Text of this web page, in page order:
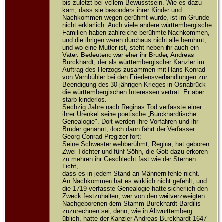
bis zuletzt bei vollem Bewusstsein. Wie es dazu
kam, dass sie besonders ihrer Kinder und
Nachkommen wegen gerühmt wurde, ist im Grunde
nicht erklärlich. Auch viele andere württembergische
Familien haben zahlreiche berühmte Nachkommen,
und die ihrigen waren durchaus nicht alle berühmt;
und wo eine Mutter ist, steht neben ihr auch ein
Vater. Bedeutend war eher ihr Bruder, Andreas
Burckhardt, der als württembergischer Kanzler im
Auftrag des Herzogs zusammen mit Hans Konrad
von Varnbühler bei den Friedensverhandlungen zur
Beendigung des 30-jährigen Krieges in Osnabrück
die württembergischen Interessen vertrat. Er aber
starb kinderlos.
Sechzig Jahre nach Reginas Tod verfasste einer
ihrer Urenkel seine poetische „Burckhardtische
Genealogie". Dort werden ihre Vorfahren und ihr
Bruder genannt, doch dann fährt der Verfasser
Georg Conrad Pregizer fort:
Seine Schwester wehberühmt, Regina, hat geboren
Zwei Töchter und fünf Söhn, die Gott dazu erkoren
zu mehren ihr Geschlecht fast wie der Sternen
Licht,
dass es in jedem Stand an Männern fehle nicht.
An Nachkommen hat es wirklich nicht gefehlt, und
die 1719 verfasste Genealogie hatte sicherlich den
Zweck festzuhalten, wer von den weitverzweigten
Nachgeborenen dem Stamm Burckhardt Bardilis
zuzurechnen sei, denn, wie in Altwürttemberg
üblich, hatte der Kanzler Andreas Burckhardt 1647